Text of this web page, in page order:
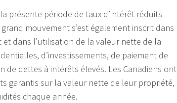
présente période de taux d’intérêt réduits
mouvement s’est également inscrit dans
dans l’utilisation de la valeur nette de la
d’investissements, de paiement de
de dettes à intérêts élevés. Les Canadiens ont
garantis sur la valeur nette de leur propriété,
chaque année.